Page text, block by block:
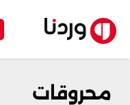
محروقات